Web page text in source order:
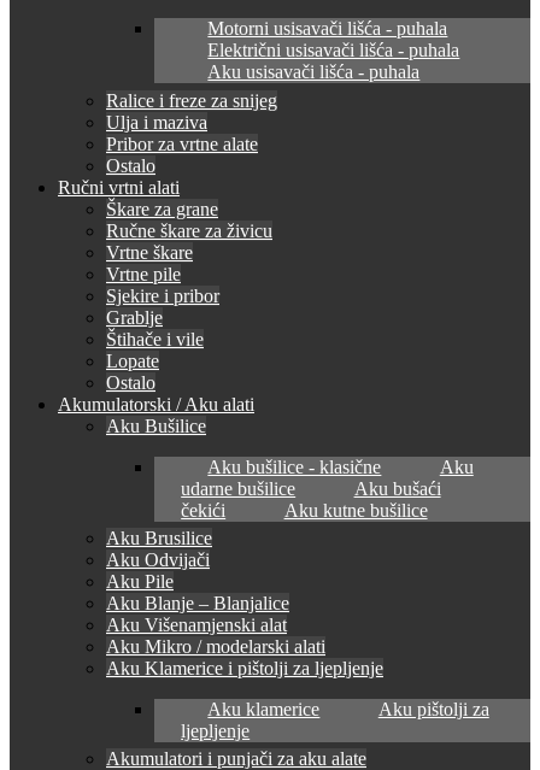
Motorni usisavači lišća - puhala
Električni usisavači lišća - puhala
Aku usisavači lišća - puhala
Ralice i freze za snijeg
Ulja i maziva
Pribor za vrtne alate
Ostalo
Ručni vrtni alati
Škare za grane
Ručne škare za živicu
Vrtne škare
Vrtne pile
Sjekire i pribor
Grablje
Štihače i vile
Lopate
Ostalo
Akumulatorski / Aku alati
Aku Bušilice
Aku bušilice - klasične
Aku
udarne bušilice
Aku bušaći
čekići
Aku kutne bušilice
Aku Brusilice
Aku Odvijači
Aku Pile
Aku Blanje – Blanjalice
Aku Višenamjenski alat
Aku Mikro / modelarski alati
Aku Klamerice i pištolji za ljepljenje
Aku klamerice
Aku pištolji za
ljepljenje
Akumulatori i punjači za aku alate